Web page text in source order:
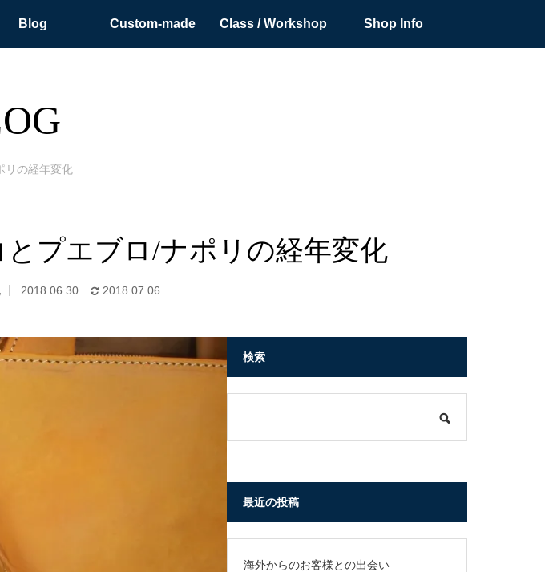
Blog Custom-made Class / Workshop Shop Info
リの経年変化
プエブロ/ナポリの経年変化
2018.06.30 2018.07.06
検索
最近の投稿
海外からのお客様との出会い